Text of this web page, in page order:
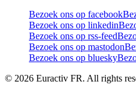
Bezoek ons op facebook
Bezoek ons op linkedin
Bezoek ons op rss-feed
Bezoek ons op mastodon
Bezoek ons op bluesky
© 2026 Euractiv FR. All rights